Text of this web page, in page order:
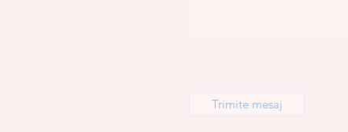
Trimite mesaj